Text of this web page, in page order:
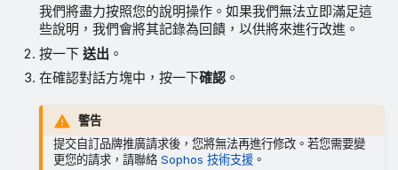
我們將盡力按照您的說明操作。如果我們無法立即滿足這
些說明，我們會將其記錄為回饋，以供將來進行改進。
按一下送出 。
在確認對話方塊中，按一下確認 。
警告
提交自訂品牌推廣請求後，您將無法再進行修改。若您需要變
更您的請求，請聯絡Sophos 技術支援 。